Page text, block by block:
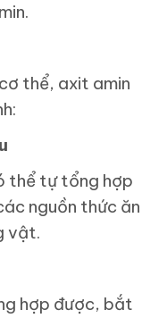
thể, axit amin
thể tự tổng hợp
nguồn thức ăn
vật.
hợp được, bắt